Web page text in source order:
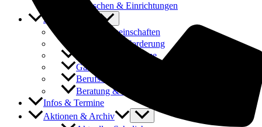
Menschen & Einrichtungen
Angebote
Arbeitsgemeinschaften
Förderung & Forderung
Austauschprogramme
Ganztages- und Hausaufgabenbetreuung
Berufsorientierung & Praktika
Beratung & Schulsozialarbeit
Infos & Termine
Aktionen & Archiv